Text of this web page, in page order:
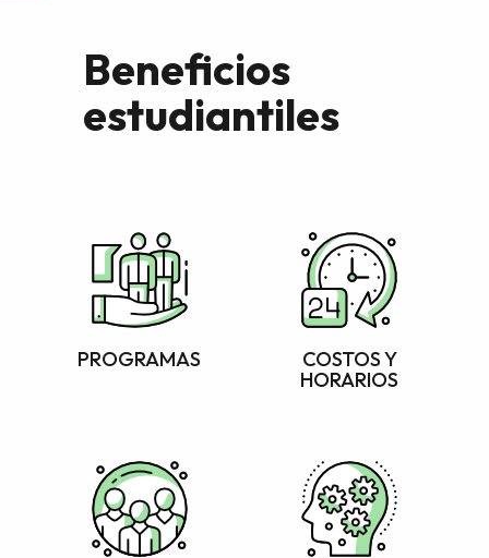
Beneficios
estudiantiles
PROGRAMAS
COSTOS Y
HORARIOS